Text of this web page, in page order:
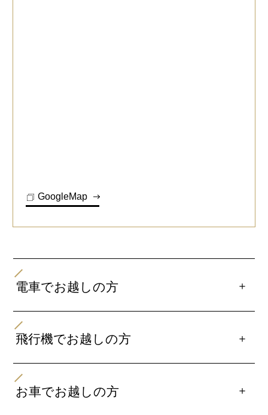
GoogleMap
電車でお越しの方 ＋
最寄り駅
・JR名古屋駅太閤通口（新幹線口）より徒歩約3分
・名鉄名古屋 近鉄名古屋駅より 徒歩約13分
飛行機でお越しの方 ＋
港駅」より 名鉄特急利用で約30分、「名鉄名古屋駅」
下車、徒歩約11分。
お車でお越しの方 ＋